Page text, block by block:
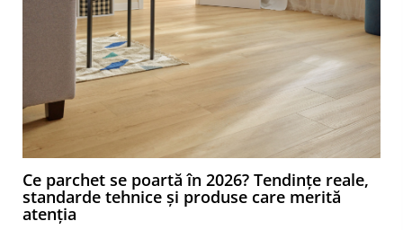
Ce parchet se poartă în 2026? Tendințe reale,
standarde tehnice și produse care merită
atenția